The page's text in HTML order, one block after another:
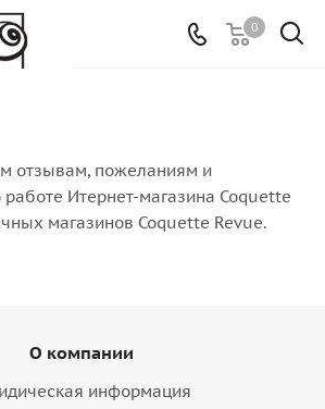
0
отзывам, пожеланиям и
Итернет-магазина Coquette
магазинов Coquette Revue.
О компании
информация